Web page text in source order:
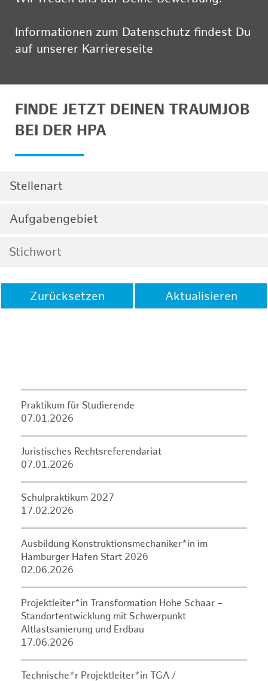
Informationen zum Datenschutz findest Du
auf unserer Karriereseite
FINDE JETZT DEINEN TRAUMJOB
BEI DER HPA
Stellenart
Aufgabengebiet
Zurücksetzen Aktualisieren
Praktikum für Studierende
07.01.2026
Juristisches Rechtsreferendariat
07.01.2026
Schulpraktikum 2027
17.02.2026
Ausbildung Konstruktionsmechaniker*in im
Hamburger Hafen Start 2026
02.06.2026
Projektleiter*in Transformation Hohe Schaar –
Standortentwicklung mit Schwerpunkt
Altlastsanierung und Erdbau
17.06.2026
Technische*r Projektleiter*in TGA /